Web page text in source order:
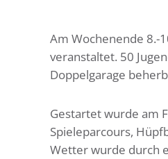
Am Wochenende 8.-
veranstaltet. 50
Doppelgarage
Gestartet wurde am
Spieleparcours,
Wetter wurde durch